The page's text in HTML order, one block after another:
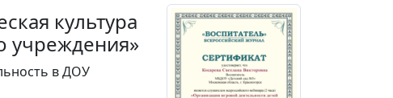
культура
учреждения»
в ДОУ